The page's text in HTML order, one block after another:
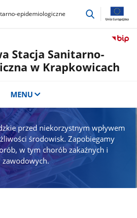
epidemiologiczne
przejdź
Stacja Sanitarno-
w Krapkowicach
MENU
przed niekorzystnym wpływem
środowisk. Zapobiegamy
w tym chorób zakaźnych i
zawodowych.